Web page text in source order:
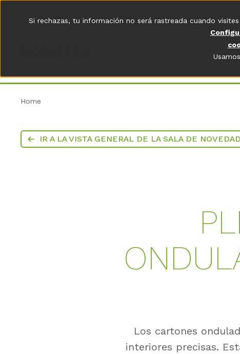
Si rechazas, tu información no será rastreada cuando
Home
IR A LA VISTA GENERAL DE LA SALA DE
Los cartones
interiores precisas.